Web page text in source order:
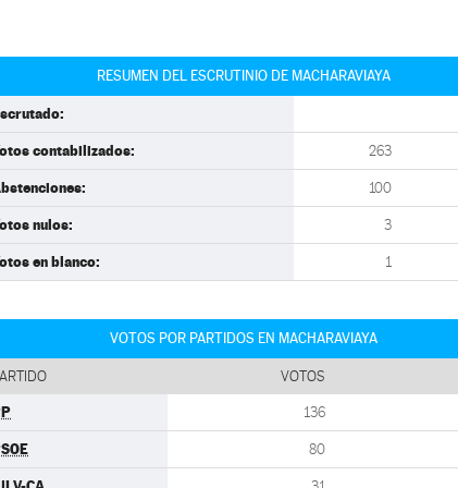
RESUMEN DEL ESCRUTINIO DE MACHARAVIAYA
contabilizados: 263
100
nulos: 3
en blanco: 1
VOTOS POR PARTIDOS EN MACHARAVIAYA
VOTOS
136
80